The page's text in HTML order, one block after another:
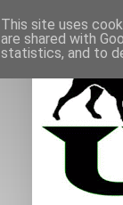
This site uses
are shared with
statistics, and to